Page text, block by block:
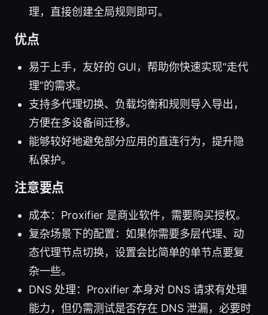
理，直接创建全局规则即可。
优点
易于上手，友好的 GUI，帮助你快速实现“走代
理”的需求。
支持多代理切换、负载均衡和规则导入导出，
方便在多设备间迁移。
能够较好地避免部分应用的直连行为，提升隐
私保护。
注意要点
成本：Proxifier 是商业软件，需要购买授权。
复杂场景下的配置：如果你需要多层代理、动
态代理节点切换，设置会比简单的单节点要复
杂一些。
DNS 处理：Proxifier 本身对 DNS 请求有处理
能力，但仍需测试是否存在 DNS 泄漏，必要时